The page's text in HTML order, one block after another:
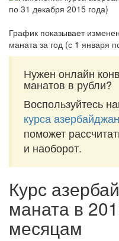
График показывает
маната за год (с 1 января
Нужен онлайн
манатов в рубли?
Воспользуйтесь
курса
поможет
и наоборот.
Курс
маната в
месяцам